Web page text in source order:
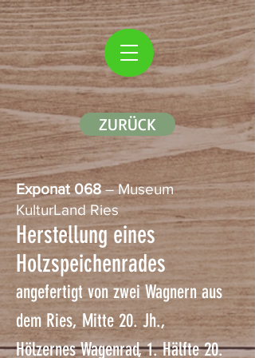
ZURÜCK
Exponat 068– Museum
KulturLand Ries
Herstellung eines
Holzspeichenrades
angefertigt von zwei Wagnern aus
dem Ries, Mitte 20. Jh.,
Hölzernes Wagenrad, 1. Hälfte 20.